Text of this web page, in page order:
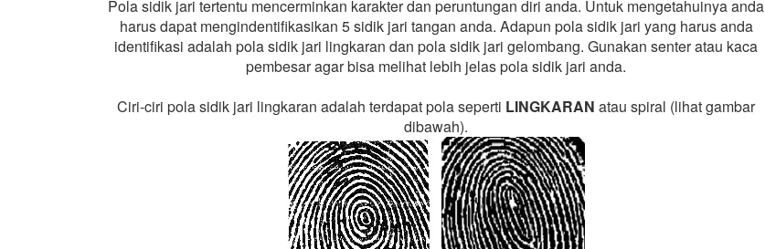
Pola sidik jari tertentu mencerminkan karakter dan peruntungan diri anda. Untuk mengetahuinya anda
harus dapat mengindentifikasikan 5 sidik jari tangan anda. Adapun pola sidik jari yang harus anda
identifikasi adalah pola sidik jari lingkaran dan pola sidik jari gelombang. Gunakan senter atau kaca
pembesar agar bisa melihat lebih jelas pola sidik jari anda.
Ciri-ciri pola sidik jari lingkaran adalah terdapat pola seperti LINGKARAN atau spiral (lihat gambar
dibawah).